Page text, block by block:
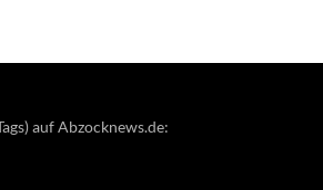
auf Abzocknews.de: